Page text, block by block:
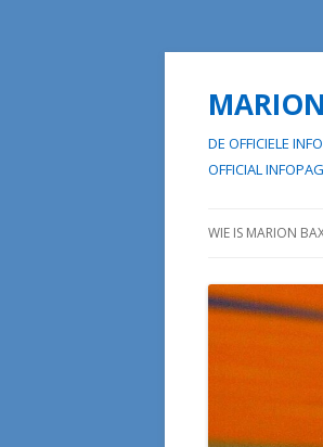
DE OFFICIELE
OFFICIAL
WIE IS MARION